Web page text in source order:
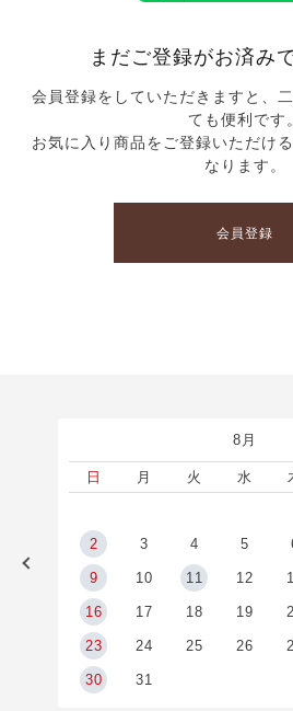
まだご登録がお済み
会員登録をしていただきますと、
ても便利です。
お気に入り商品をご登録いただけ
なります。
会員登録
8月
日 月 火 水
2 3 4 5
9 10 11 12
16 17 18 19
23 24 25 26
30 31